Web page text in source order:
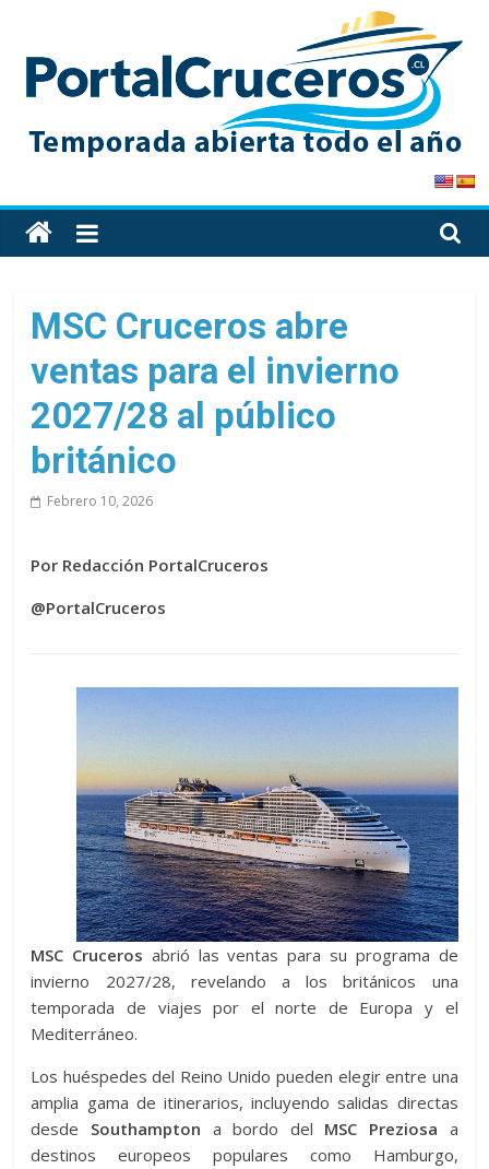
content
PortalCruceros
Toda
la
de
cruceros
en
solo
sitio
MSC Cruceros abre
ventas para el invierno
2027/28 al público
británico
Febrero 10, 2026
Por Redacción PortalCruceros
@PortalCruceros
MSC Cruceros abrió las ventas para su programa de
invierno 2027/28, revelando a los británicos una
temporada de viajes por el norte de Europa y el
Mediterráneo.
Los huéspedes del Reino Unido pueden elegir entre una
amplia gama de itinerarios, incluyendo salidas directas
desde Southampton a bordo del MSC Preziosa a
destinos europeos populares como Hamburgo,